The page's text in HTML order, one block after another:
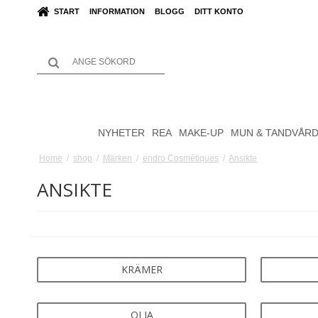
START INFORMATION BLOGG DITT KONTO
NYHETER REA MAKE-UP MUN & TANDVÅRD
Home / shop / Märken / endro Cosmétiques / Ansikte
ANSIKTE
KRÄMER
OLJA